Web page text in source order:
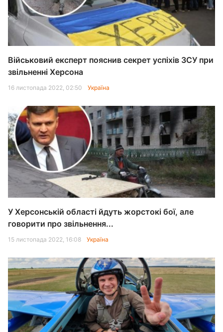
Військовий експерт пояснив секрет успіхів ЗСУ при
звільненні Херсона
16 листопада 2022, 02:50 Україна
У Херсонській області йдуть жорстокі бої, але
говорити про звільнення...
15 листопада 2022, 16:08 Україна